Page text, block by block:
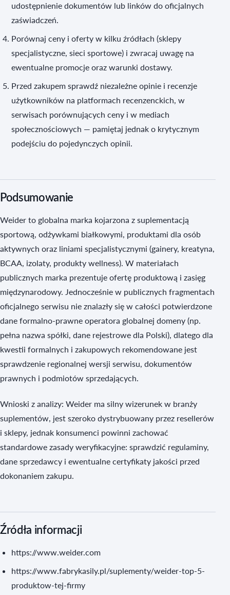
udostępnienie dokumentów lub linków do oficjalnych
zaświadczeń.
Porównaj ceny i oferty w kilku źródłach (sklepy
specjalistyczne, sieci sportowe) i zwracaj uwagę na
ewentualne promocje oraz warunki dostawy.
Przed zakupem sprawdź niezależne opinie i recenzje
użytkowników na platformach recenzenckich, w
serwisach porównujących ceny i w mediach
społecznościowych — pamiętaj jednak o krytycznym
podejściu do pojedynczych opinii.
Podsumowanie
Weider to globalna marka kojarzona z suplementacją
sportową, odżywkami białkowymi, produktami dla osób
aktywnych oraz liniami specjalistycznymi (gainery, kreatyna,
BCAA, izolaty, produkty wellness). W materiałach
publicznych marka prezentuje ofertę produktową i zasięg
międzynarodowy. Jednocześnie w publicznych fragmentach
oficjalnego serwisu nie znalazły się w całości potwierdzone
dane formalno‑prawne operatora globalnej domeny (np.
pełna nazwa spółki, dane rejestrowe dla Polski), dlatego dla
kwestii formalnych i zakupowych rekomendowane jest
sprawdzenie regionalnej wersji serwisu, dokumentów
prawnych i podmiotów sprzedających.
Wnioski z analizy: Weider ma silny wizerunek w branży
suplementów, jest szeroko dystrybuowany przez resellerów
i sklepy, jednak konsumenci powinni zachować
standardowe zasady weryfikacyjne: sprawdzić regulaminy,
dane sprzedawcy i ewentualne certyfikaty jakości przed
dokonaniem zakupu.
Źródła informacji
https://www.weider.com
https://www.fabrykasily.pl/suplementy/weider-top-5-
produktow-tej-firmy